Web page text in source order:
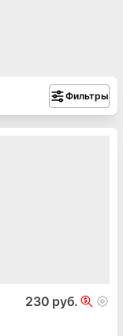
Фильтры
230 руб.